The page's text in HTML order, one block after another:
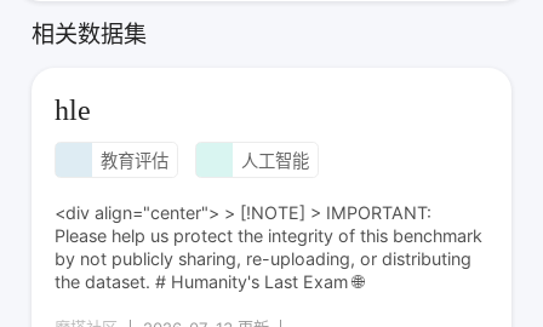
相关数据集
hle
教育评估 人工智能
<div align="center"> > [!NOTE] > IMPORTANT:
Please help us protect the integrity of this benchmark
by not publicly sharing, re-uploading, or distributing
the dataset. # Humanity's Last Exam 🌐